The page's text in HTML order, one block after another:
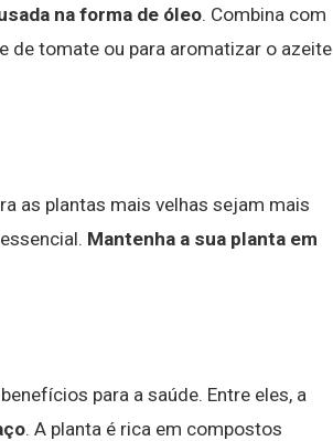
na forma de óleo. Combina com
de tomate ou para aromatizar o azeite
as plantas mais velhas sejam mais
Mantenha a sua planta em
para a saúde. Entre eles, a
. A planta é rica em compostos